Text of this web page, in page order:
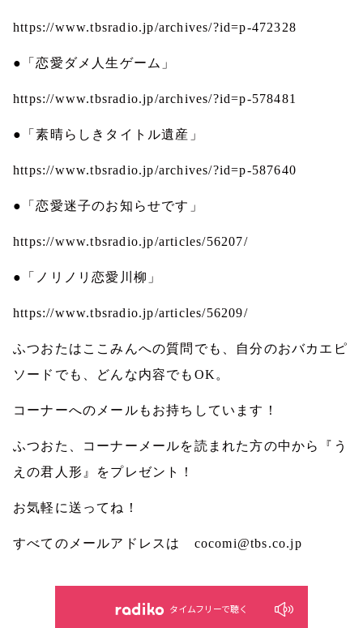
https://www.tbsradio.jp/archives/?id=p-472328
●「恋愛ダメ人生ゲーム」
https://www.tbsradio.jp/archives/?id=p-578481
●「素晴らしきタイトル遺産」
https://www.tbsradio.jp/archives/?id=p-587640
●「恋愛迷子のお知らせです」
https://www.tbsradio.jp/articles/56207/
●「ノリノリ恋愛川柳」
https://www.tbsradio.jp/articles/56209/
ふつおたはここみんへの質問でも、自分のおバカエピ
ソードでも、どんな内容でも OK 。
コーナーへのメールもお持ちしています！
ふつおた、コーナーメールを読まれた方の中から『う
えの君人形』をプレゼント！
お気軽に送ってね！
すべてのメールアドレスは cocomi@tbs.co.jp
タイムフリーで聴く